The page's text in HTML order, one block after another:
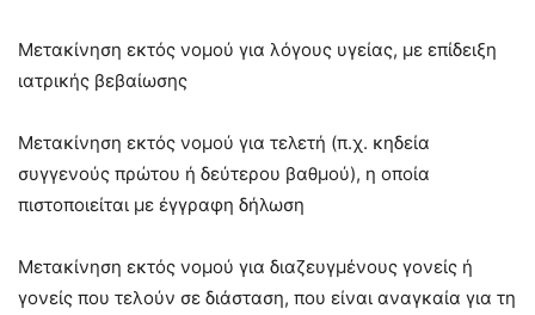
Μετακίνηση εκτός νομού για λόγους υγείας, με επίδειξη
ιατρικής βεβαίωσης
Μετακίνηση εκτός νομού για τελετή (π.χ. κηδεία
συγγενούς πρώτου ή δεύτερου βαθμού), η οποία
πιστοποιείται με έγγραφη δήλωση
Μετακίνηση εκτός νομού για διαζευγμένους γονείς ή
γονείς που τελούν σε διάσταση, που είναι αναγκαία για τη